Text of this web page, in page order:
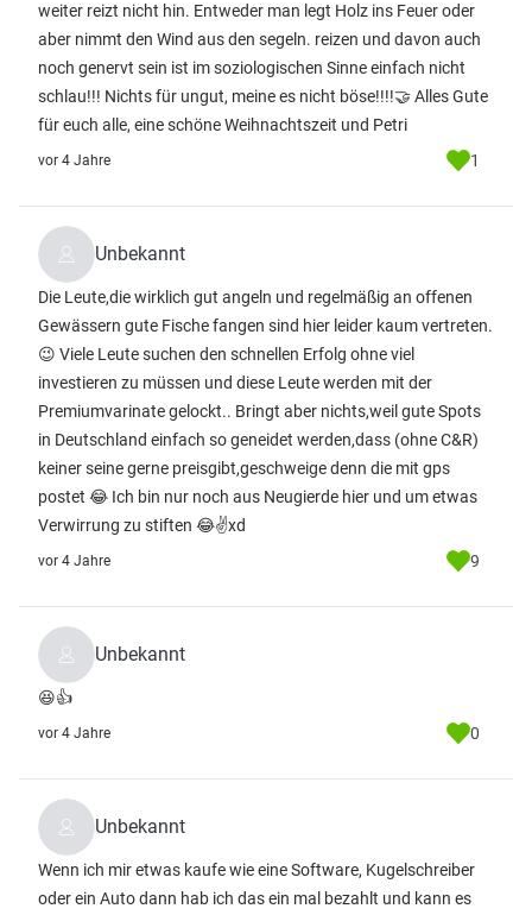
weiter reizt nicht hin. Entweder man legt Holz ins Feuer oder
aber nimmt den Wind aus den segeln. reizen und davon auch
noch genervt sein ist im soziologischen Sinne einfach nicht
schlau!!! Nichts für ungut, meine es nicht böse!!!!🤝 Alles Gute
für euch alle, eine schöne Weihnachtszeit und Petri
vor 4 Jahre 1
Unbekannt
Die Leute,die wirklich gut angeln und regelmäßig an offenen
Gewässern gute Fische fangen sind hier leider kaum vertreten.
😉 Viele Leute suchen den schnellen Erfolg ohne viel
investieren zu müssen und diese Leute werden mit der
Premiumvarinate gelockt.. Bringt aber nichts,weil gute Spots
in Deutschland einfach so geneidet werden,dass (ohne C&R)
keiner seine gerne preisgibt,geschweige denn die mit gps
postet 😂 Ich bin nur noch aus Neugierde hier und um etwas
Verwirrung zu stiften 😂✌️xd
vor 4 Jahre 9
Unbekannt
😆👍
vor 4 Jahre 0
Unbekannt
Wenn ich mir etwas kaufe wie eine Software, Kugelschreiber
oder ein Auto dann hab ich das ein mal bezahlt und kann es